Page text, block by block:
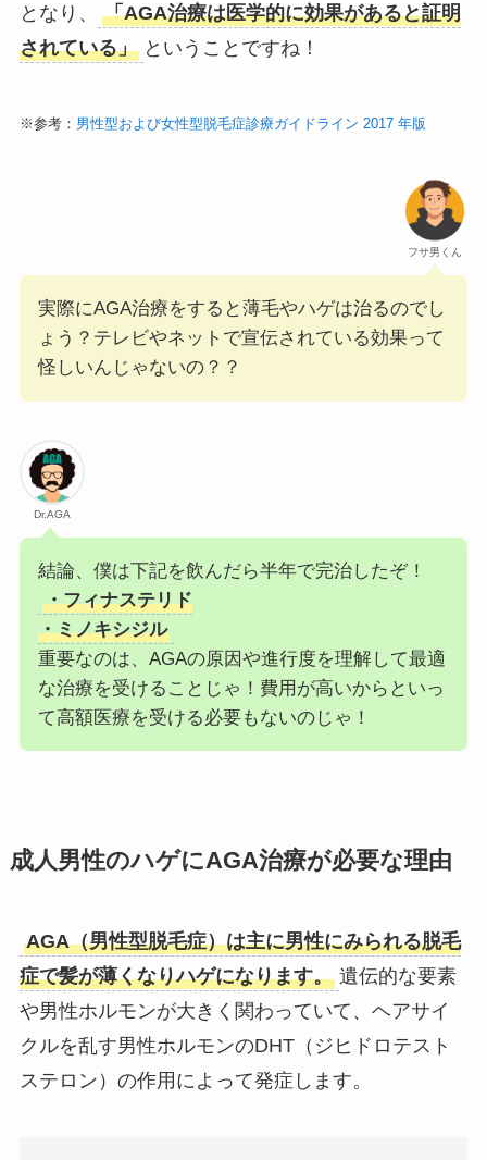
となり、
「AGA治療は医学的に効果があると証明
されている」 ということですね！
※参考： 男性型および女性型脱毛症診療ガイドライン 2017 年版
フサ男くん
実際にAGA治療をすると薄毛やハゲは治るのでし
ょう？テレビやネットで宣伝されている効果って
怪しいんじゃないの？？
Dr.AGA
結論、僕は下記を飲んだら半年で完治したぞ！
・フィナステリド
・ミノキシジル
重要なのは、AGAの原因や進行度を理解して最適
な治療を受けることじゃ！費用が高いからといっ
て高額医療を受ける必要もないのじゃ！
成人男性のハゲにAGA治療が必要な理由
AGA（男性型脱毛症）は主に男性にみられる脱毛
症で髪が薄くなりハゲになります。 遺伝的な要素
や男性ホルモンが大きく関わっていて、ヘアサイ
クルを乱す男性ホルモンのDHT（ジヒドロテスト
ステロン）の作用によって発症します。